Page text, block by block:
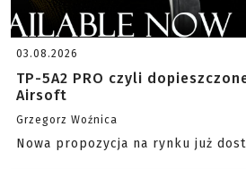
03.08.2026
TP-5A2 PRO czyli
Airsoft
Grzegorz Woźnica
Nowa propozycja na rynku już